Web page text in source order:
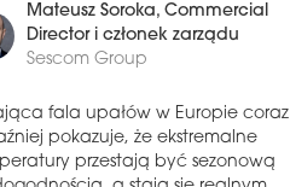
TR Warszawa. Teatr powstanie w
Muzeum Sztuki Nowoczesnej,
placu Defilad.
W POZNANIU
Muzyczny w Poznaniu podpisał
Mateusz Soroka, Commercial
Director i członek zarządu
Sescom Group
fala upałów w Europie coraz
pokazuje, że ekstremalne
przestają być sezonową